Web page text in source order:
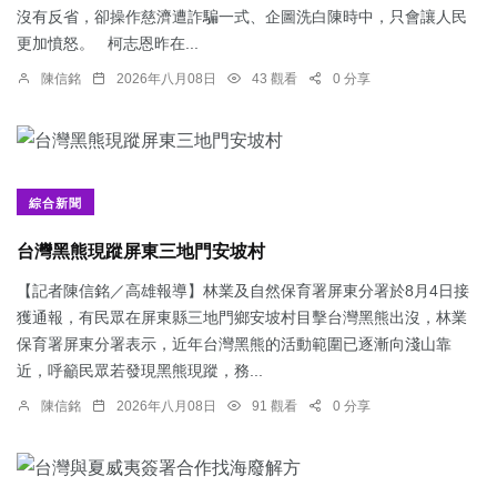
沒有反省，卻操作慈濟遭詐騙一式、企圖洗白陳時中，只會讓人民
更加憤怒。 柯志恩昨在...
陳信銘 2026年八月08日 43 觀看 0 分享
綜合新聞
台灣黑熊現蹤屏東三地門安坡村
【記者陳信銘／高雄報導】林業及自然保育署屏東分署於8月4日接
獲通報，有民眾在屏東縣三地門鄉安坡村目擊台灣黑熊出沒，林業
保育署屏東分署表示，近年台灣黑熊的活動範圍已逐漸向淺山靠
近，呼籲民眾若發現黑熊現蹤，務...
陳信銘 2026年八月08日 91 觀看 0 分享